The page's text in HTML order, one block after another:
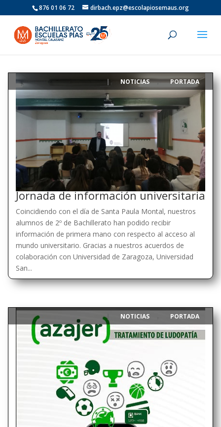
876 01 06 72 dirbach.epz@escolapiosemaus.org
Jornada de información universitaria
NOTICIAS , PORTADA
Coincidiendo con el día de Santa Paula Montal, nuestros
alumnos de 2º de Bachillerato han podido recibir
información de primera mano con respecto al acceso al
mundo universitario. Gracias a nuestros acuerdos de
colaboración con Universidad de Zaragoza, Universidad
San...
| NOTICIAS PORTADA